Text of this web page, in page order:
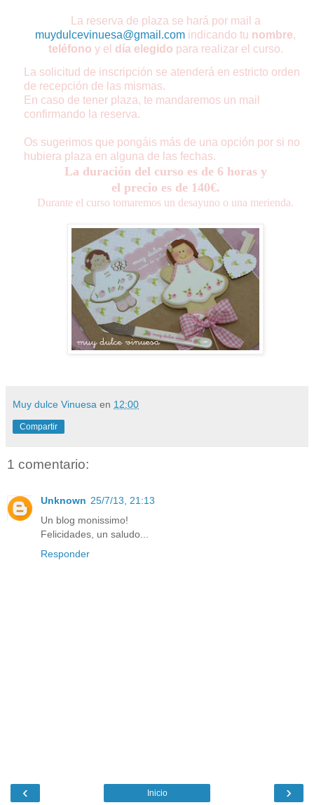
La reserva de plaza se hará por mail a
muydulcevinuesa@gmail.com indicando tu nombre,
teléfono y el día elegido para realizar el curso.
La solicitud de inscripción se atenderá en estricto orden
de recepción de las mismas.
En caso de tener plaza, te mandaremos un mail
confirmando la reserva.
Os sugerimos que pongáis más de una opción por si no
hubiera plaza en alguna de las fechas.
La duración del curso es de 6 horas y
el precio es de 140€.
Durante el curso tomaremos un desayuno o una merienda.
Muy dulce Vinuesa en 12:00
Compartir
1 comentario:
Unknown 25/7/13, 21:13
Un blog monissimo!
Felicidades, un saludo...
Responder
‹ ›
Inicio